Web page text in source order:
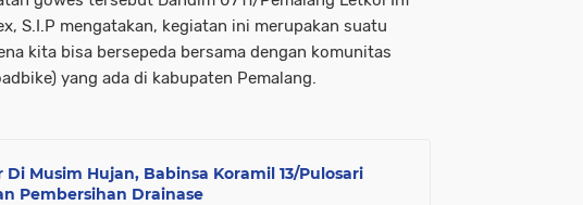
S.I.P mengatakan, kegiatan ini merupakan suatu
kita bisa bersepeda bersama dengan komunitas
yang ada di kabupaten Pemalang.
Di Musim Hujan, Babinsa Koramil 13/Pulosari
Pembersihan Drainase